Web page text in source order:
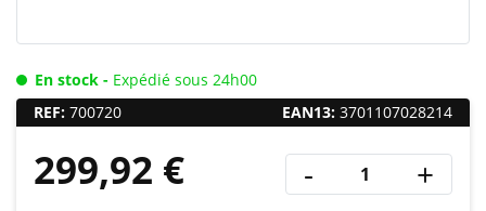
En stock - Expédié sous 24h00
REF: 700720 EAN13: 3701107028214
299,92 € - +